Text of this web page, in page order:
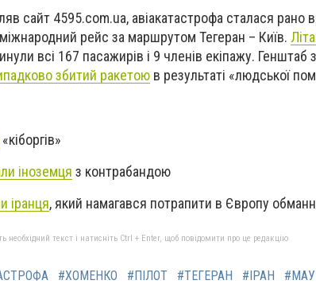
сайт 4595.com.ua, авіакатастрофа сталася рано
рейс за маршрутом Тегеран – Київ.
всі 167 пасажирів і 9 членів екіпажу. Генштаб
збитий ракетою в результаті «людської
«кіборгів»
іноземця з контрабандою
іранця, який намагався потрапити в Європу
текст і натисніть Ctrl + Enter, щоб повідомити про це редакцію
#ХОМЕНКО #ПІЛОТ #ТЕГЕРАН #ІРАН #МАУ